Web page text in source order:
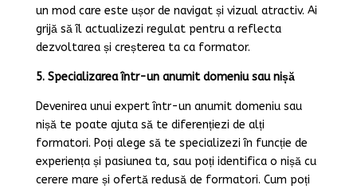
un mod care este ușor de navigat și vizual atractiv. Ai
grijă să îl actualizezi regulat pentru a reflecta
dezvoltarea și creșterea ta ca formator.
5. Specializarea într-un anumit domeniu sau nișă
Devenirea unui expert într-un anumit domeniu sau
nișă te poate ajuta să te diferențiezi de alți
formatori. Poți alege să te specializezi în funcție de
experiența și pasiunea ta, sau poți identifica o nișă cu
cerere mare și ofertă redusă de formatori. Cum poți